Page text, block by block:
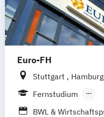
Sozialpsychologie
Euro-FH
Stuttgart Hamburg
Göttingen
Fernstudium
Berufsbegleitendes
BWL &